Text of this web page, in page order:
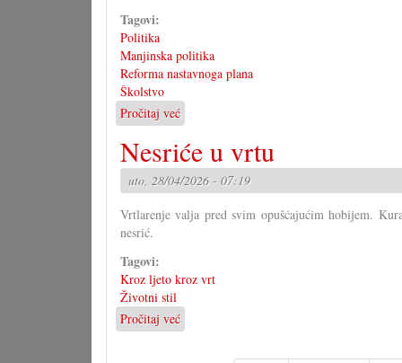
Tagovi:
Politika
Manjinska politika
Reforma nastavnoga plana
Školstvo
Pročitaj već
Zemaljski
sabor
protiv
skraćenja
Nesriće u vrtu
uto, 28/04/2026 - 07:19
Vrtlarenje valja pred svim opušćajućim hobijem.
nesrić.
Tagovi:
Kroz ljeto kroz vrt
Životni stil
Pročitaj već
Nesriće